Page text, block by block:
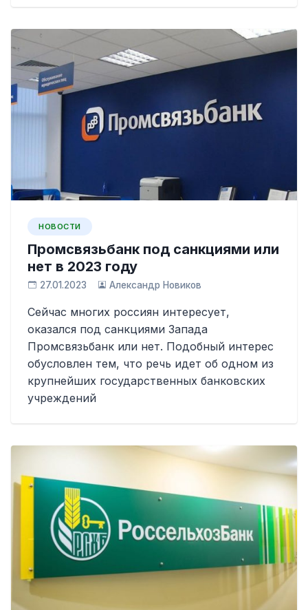
НОВОСТИ
Промсвязьбанк под санкциями или
нет в 2023 году
27.01.2023 Александр Новиков
Сейчас многих россиян интересует,
оказался под санкциями Запада
Промсвязьбанк или нет. Подобный интерес
обусловлен тем, что речь идет об одном из
крупнейших государственных банковских
учреждений